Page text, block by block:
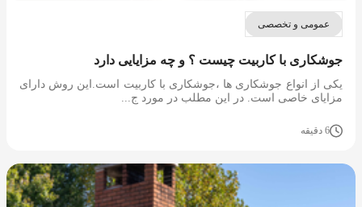
عمومی و تخصصی
جوشکاری با کاربیت چیست ؟ و چه مزایایی دارد
یکی از انواع جوشکاری ها ،جوشکاری با کاربیت است.این روش دارای
مزایای خاصی است. در این مطلب در مورد ج...
6 دقیقه